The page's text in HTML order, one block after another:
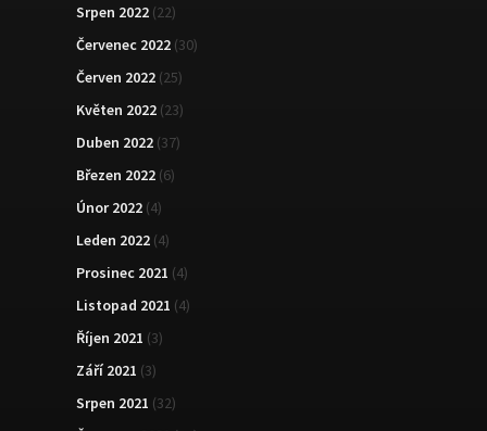
Srpen 2022 (22)
Červenec 2022 (30)
Červen 2022 (25)
Květen 2022 (23)
Duben 2022 (37)
Březen 2022 (6)
Únor 2022 (4)
Leden 2022 (4)
Prosinec 2021 (4)
Listopad 2021 (4)
Říjen 2021 (3)
Září 2021 (3)
Srpen 2021 (32)